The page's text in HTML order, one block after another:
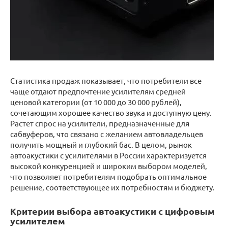
Статистика продаж показывает, что потребители все
чаще отдают предпочтение усилителям средней
ценовой категории (от 10 000 до 30 000 рублей),
сочетающим хорошее качество звука и доступную цену.
Растет спрос на усилители, предназначенные для
сабвуферов, что связано с желанием автовладельцев
получить мощный и глубокий бас. В целом, рынок
автоакустики с усилителями в России характеризуется
высокой конкуренцией и широким выбором моделей,
что позволяет потребителям подобрать оптимальное
решение, соответствующее их потребностям и бюджету.
Критерии выбора автоакустики с цифровым
усилителем